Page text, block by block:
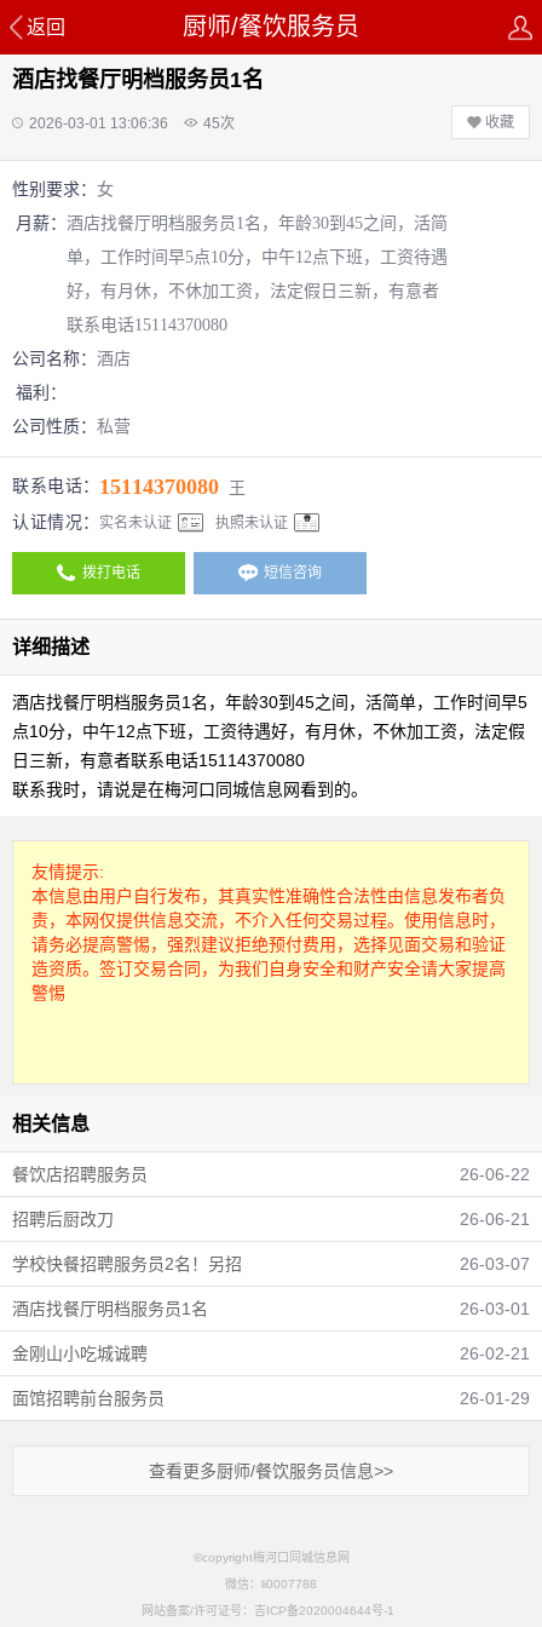
返回 厨师/餐饮服务员
酒店找餐厅明档服务员1名
2026-03-01 13:06:36 45次 收藏
性别要求： 女
月薪： 酒店找餐厅明档服务员1名，年龄30到45之间，活简
单，工作时间早5点10分，中午12点下班，工资待遇
好，有月休，不休加工资，法定假日三新，有意者
联系电话15114370080
公司名称： 酒店
福利：
公司性质： 私营
联系电话： 15114370080 王
认证情况：
实名未认证 执照未认证
拨打电话 短信咨询
详细描述
酒店找餐厅明档服务员1名，年龄30到45之间，活简单，工作时间早5
点10分，中午12点下班，工资待遇好，有月休，不休加工资，法定假
日三新，有意者联系电话15114370080
联系我时，请说是在梅河口同城信息网看到的。
友情提示:
本信息由用户自行发布，其真实性准确性合法性由信息发布者负
责，本网仅提供信息交流，不介入任何交易过程。使用信息时，
请务必提高警惕，强烈建议拒绝预付费用，选择见面交易和验证
造资质。签订交易合同，为我们自身安全和财产安全请大家提高
警惕
相关信息
餐饮店招聘服务员 26-06-22
招聘后厨改刀 26-06-21
学校快餐招聘服务员2名！另招 26-03-07
酒店找餐厅明档服务员1名 26-03-01
金刚山小吃城诚聘 26-02-21
面馆招聘前台服务员 26-01-29
查看更多厨师/餐饮服务员信息>>
©copyright梅河口同城信息网
微信：li0007788
网站备案/许可证号：吉ICP备2020004644号-1